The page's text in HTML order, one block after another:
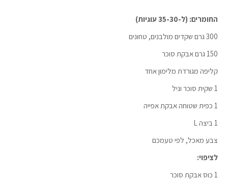
החומרים: (ל-35-30 עוגיות)
300 גרם שקדים מולבנים, טחונים
150 גרם אבקת סוכר
קליפה מגורדת מלימון אחד
1 שקית סוכר וניל
1 כפית שטוחה אבקת אפייה
1 ביצה L
צבע מאכל, לפי טעמכם
לציפוי:
1 כוס אבקת סוכר